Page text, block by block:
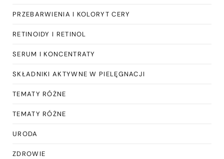
PRZEBARWIENIA I KOLORYT CERY
RETINOIDY I RETINOL
SERUM I KONCENTRATY
SKŁADNIKI AKTYWNE W PIELĘGNACJI
TEMATY RÓŻNE
TEMATY RÓŻNE
URODA
ZDROWIE